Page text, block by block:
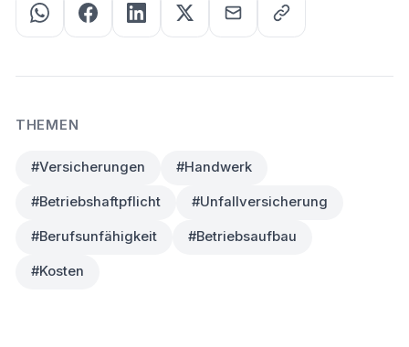
THEMEN
#Versicherungen #Handwerk
#Betriebshaftpflicht #Unfallversicherung
#Berufsunfähigkeit #Betriebsaufbau
#Kosten